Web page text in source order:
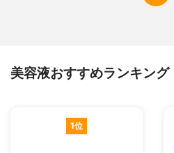
美容液おすすめランキング
1位